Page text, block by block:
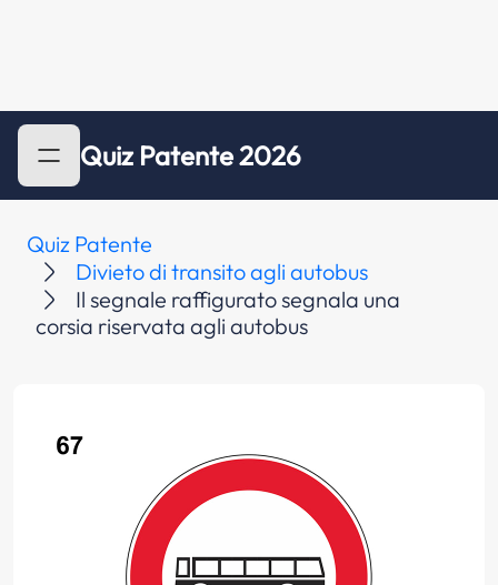
Quiz Patente 2026
Quiz Patente
Divieto di transito agli autobus
Il segnale raffigurato segnala una
corsia riservata agli autobus